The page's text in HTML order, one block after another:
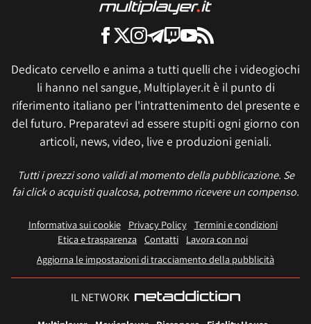
Dedicato cervello e anima a tutti quelli che i videogiochi
li hanno nel sangue, Multiplayer.it è il punto di
riferimento italiano per l'intrattenimento del presente e
del futuro. Preparatevi ad essere stupiti ogni giorno con
articoli, news, video, live e produzioni geniali.
Tutti i prezzi sono validi al momento della pubblicazione. Se
fai click o acquisti qualcosa, potremmo ricevere un compenso.
Informativa sui cookie Privacy Policy
Termini e condizioni
Etica e trasparenza Contatti
Lavora con noi
Aggiorna le impostazioni di tracciamento della pubblicità
IL NETWORK